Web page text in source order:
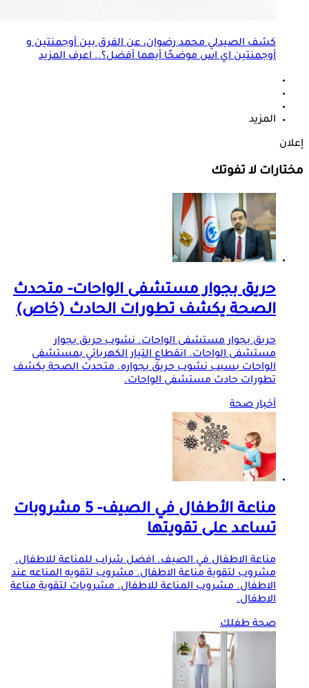
كشف الصيدلي محمد رضوان، عن الفرق بين أوجمنتين و
أوجمنتين اي اس موضحًا أيهما أفضل؟.. اعرف المزيد
المزيد
إعلان
مختارات لا تفوتك
حريق بجوار مستشفى الواحات- متحدث
الصحة يكشف تطورات الحادث (خاص)
حريق بجوار مستشفى الواحات. نشوب حريق بجوار
مستشفى الواحات. انقطاع التيار الكهربائي بمستشفى
الواحات بسبب نشوب حريق بجواره. متحدث الصحة يكشف
تطورات حادث مستشفى الواحات.
أخبار صحة
مناعة الأطفال في الصيف- 5 مشروبات
تساعد على تقويتها
مناعة الاطفال في الصيف. افضل شراب للمناعة للاطفال.
مشروب لتقوية مناعة الاطفال. مشروب لتقويه المناعه عند
الاطفال. مشروب المناعة للاطفال. مشروبات لتقوية مناعة
الاطفال.
صحة طفلك